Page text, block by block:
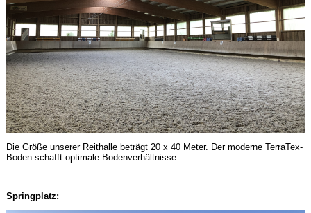
Die Größe unserer Reithalle beträgt 20 x 40 Meter. Der moderne TerraTex-
Boden schafft optimale Bodenverhältnisse.
Springplatz: